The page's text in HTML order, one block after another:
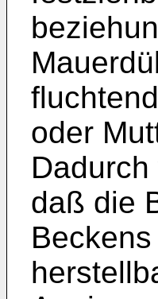
oder
daß die